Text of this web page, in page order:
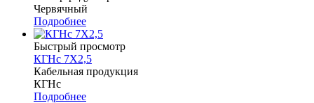
Червячный
Подробнее
Быстрый просмотр
КГНс 7Х2,5
Кабельная продукция
КГНс
Подробнее